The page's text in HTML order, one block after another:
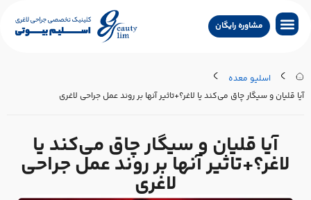
مشاوره رایگان
اسلیو معده
قلیان و سیگار چاق می‌کند یا لاغر؟+تاثیر آنها بر روند عمل جراحی لاغری
آیا قلیان و سیگار چاق می‌کند یا
لاغر؟+تاثیر آنها بر روند عمل جراحی
لاغری